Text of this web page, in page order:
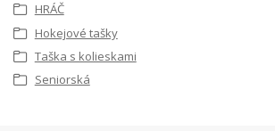
HRÁČ
Hokejové tašky
Taška s kolieskami
Seniorská